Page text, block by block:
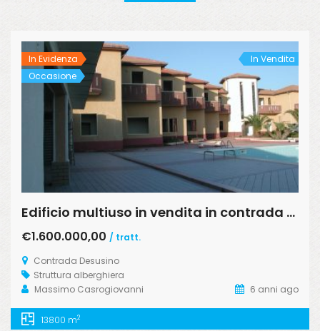
In Evidenza
Occasione
In Vendita
Edificio multiuso in vendita in contrada Desusino s.n.c., Butera
€1.600.000,00 / tratt.
Contrada Desusino
Struttura alberghiera
Massimo Casrogiovanni
6 anni ago
13800 m2